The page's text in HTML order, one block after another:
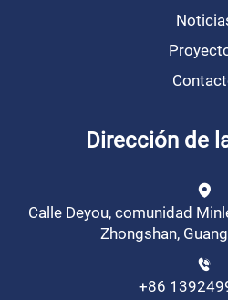
Dirección de
Calle Deyou, comunidad
Zhongshan,
+86